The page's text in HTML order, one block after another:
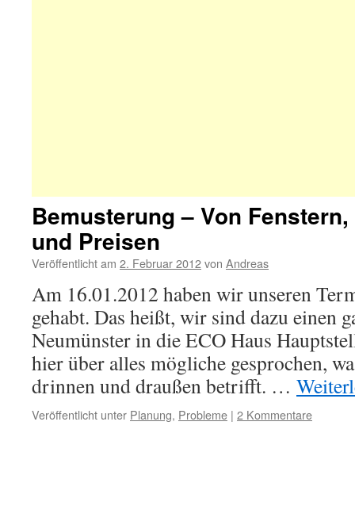
Bemusterung – Von
und Preisen
Veröffentlicht am 2. Februar 2012von Andreas
Am 16.01.2012 haben wir unseren
gehabt. Das heißt, wir sind dazu einen
Neumünster in die ECO Haus
hier über alles mögliche gesprochen,
drinnen und draußen betrifft. …
Veröffentlicht unter Planung, Probleme | 2 Kommentare